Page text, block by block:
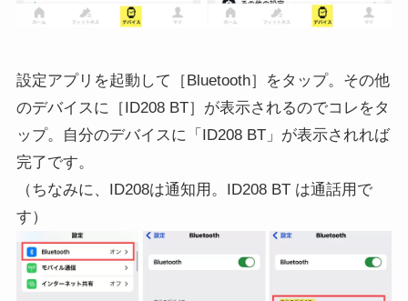
設定アプリを起動して［Bluetooth］をタップ。その他
のデバイスに［ID208 BT］が表示されるのでコレをタ
ップ。自分のデバイスに「ID208 BT」が表示されれば
完了です。
（ちなみに、ID208は通知用。ID208 BT は通話用で
す）